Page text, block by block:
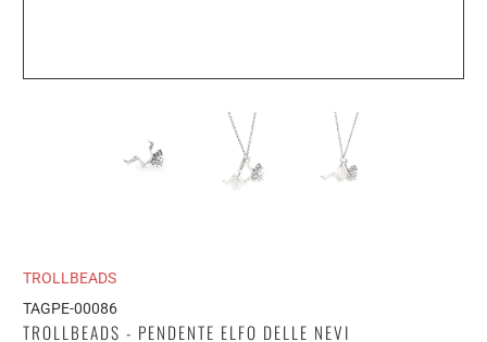
TROLLBEADS
TAGPE-00086
TROLLBEADS - PENDENTE ELFO DELLE NEVI